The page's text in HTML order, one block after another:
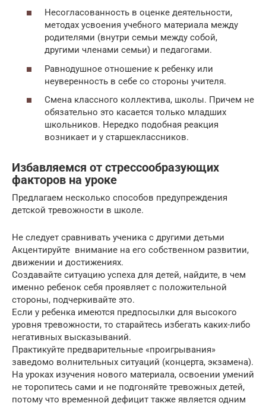
Несогласованность в оценке деятельности,
методах усвоения учебного материала между
родителями (внутри семьи между собой,
другими членами семьи) и педагогами.
Равнодушное отношение к ребенку или
неуверенность в себе со стороны учителя.
Смена классного коллектива, школы. Причем не
обязательно это касается только младших
школьников. Нередко подобная реакция
возникает и у старшеклассников.
Избавляемся от стрессообразующих
факторов на уроке
Предлагаем несколько способов предупреждения
детской тревожности в школе.
Не следует сравнивать ученика с другими детьми
Акцентируйте внимание на его собственном развитии,
движении и достижениях.
Создавайте ситуацию успеха для детей, найдите, в чем
именно ребенок себя проявляет с положительной
стороны, подчеркивайте это.
Если у ребенка имеются предпосылки для высокого
уровня тревожности, то старайтесь избегать каких-либо
негативных высказываний.
Практикуйте предварительные «проигрывания»
заведомо волнительных ситуаций (концерта, экзамена).
На уроках изучения нового материала, освоении умений
не торопитесь сами и не подгоняйте тревожных детей,
потому что временной дефицит также является одним